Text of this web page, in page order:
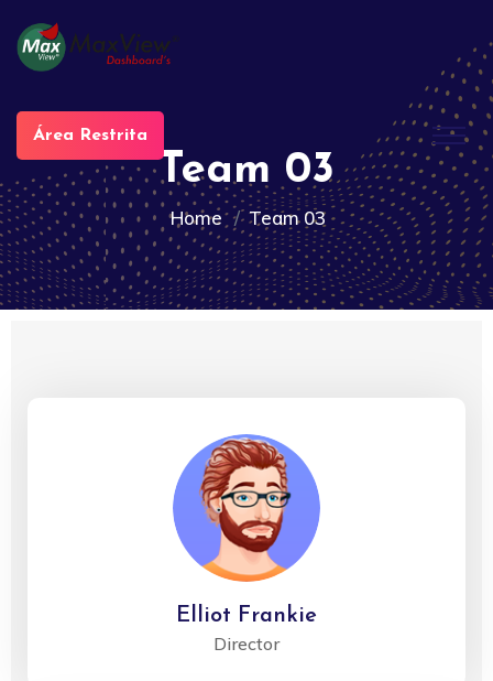
Área Restrita
Team 03
Home Team 03
Elliot Frankie
Director